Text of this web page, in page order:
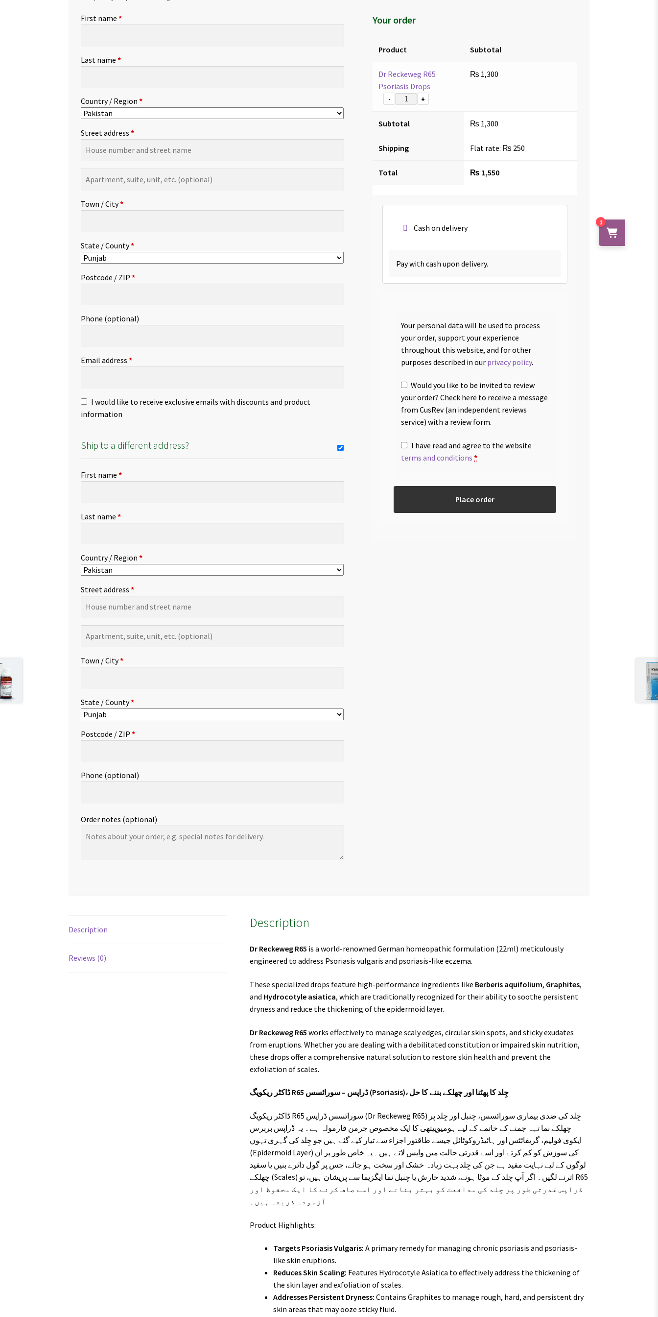
First name*
Last name*
Country / Region*
Street address*
suite,
etc.(optional)
Town / City*
State / County*
Postcode / ZIP*
Phone (optional)
Email address*
I would like to receive exclusive emails with discounts and product
information
Ship to a different address?
First name*
Last name*
Country / Region*
Street address*
suite,
etc.(optional)
Town / City*
State / County*
Postcode / ZIP*
Phone (optional)
Order notes (optional)
Your order
Product Subtotal
Dr Reckeweg R65
Psoriasis Drops
- +
₨ 1,300
Subtotal ₨ 1,300
Shipping Flat rate: ₨ 250
Total ₨ 1,550
Cash on delivery
Pay with cash upon delivery.
Your personal data will be used to process
your order, support your experience
throughout this website, and for other
purposes described in our privacy policy.
Would you like to be invited to review
your order? Check here to receive a message
from CusRev (an independent reviews
service) with a review form.
I have read and agree to the website
terms and conditions *
Place order
Description
Reviews (0)
Description
Dr Reckeweg R65 is a world-renowned German homeopathic formulation (22ml) meticulously
engineered to address Psoriasis vulgaris and psoriasis-like eczema.
These specialized drops feature high-performance ingredients like Berberis aquifolium, Graphites,
and Hydrocotyle asiatica, which are traditionally recognized for their ability to soothe persistent
dryness and reduce the thickening of the epidermoid layer.
Dr Reckeweg R65 works effectively to manage scaly edges, circular skin spots, and sticky exudates
from eruptions. Whether you are dealing with a debilitated constitution or impaired skin nutrition,
these drops offer a comprehensive natural solution to restore skin health and prevent the
exfoliation of scales.
ڈاکٹر ریکویگ R65 ڈراپس – سورائسس (Psoriasis)، جِلد کا پھٹنا اور چھلکے بننے کا حل
ڈاکٹر ریکویگ R65 سورائسس ڈراپس (Dr Reckeweg R65) جِلد کی ضدی بیماری سورائسس، چنبل اور جِلد پر
چھلکے نما تہہ جمنے کے خاتمے کے لیے ہومیوپیتھی کا ایک مخصوص جرمن فارمولہ ہے۔ یہ ڈراپس بربرس
ایکوی فولیم، گریفائٹس اور ہائیڈروکوٹائل جیسے طاقتور اجزاء سے تیار کیے گئے ہیں جو جِلد کی گہری تہوں
(Epidermoid Layer) کی سوزش کو کم کرتے اور اسے قدرتی حالت میں واپس لاتے ہیں۔ یہ خاص طور پر ان
لوگوں کے لیے نہایت مفید ہے جن کی جِلد بہت زیادہ خشک اور سخت ہو جائے، جس پر گول دائرے بنیں یا سفید
چھلکے (Scales) اترنے لگیں۔ اگر آپ جِلد کے موٹا ہونے، شدید خارش یا چنبل نما ایگزیما سے پریشان ہیں، تو R65
ڈراپس قدرتی طور پر جِلد کی مدافعت کو بہتر بنانے اور اسے صاف کرنے کا ایک محفوظ اور
آزمودہ ذریعہ ہیں۔
Product Highlights:
Targets Psoriasis Vulgaris: A primary remedy for managing chronic psoriasis and psoriasis-
like skin eruptions.
Reduces Skin Scaling: Features Hydrocotyle Asiatica to effectively address the thickening of
the skin layer and exfoliation of scales.
Addresses Persistent Dryness: Contains Graphites to manage rough, hard, and persistent dry
skin areas that may ooze sticky fluid.
1